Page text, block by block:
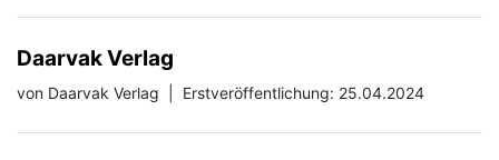
Daarvak Verlag
von Daarvak Verlag Erstveröffentlichung: 25.04.2024